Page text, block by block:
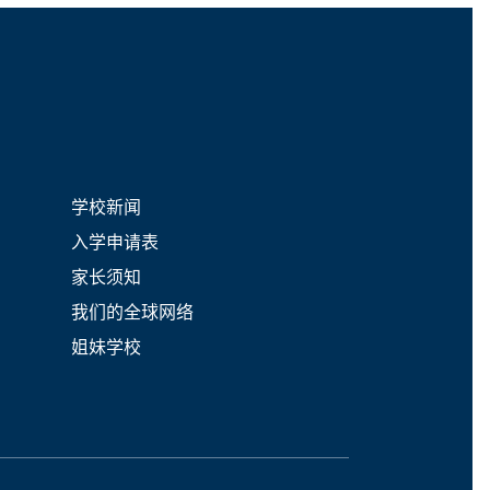
学校新闻
入学申请表
家长须知
我们的全球网络
姐妹学校